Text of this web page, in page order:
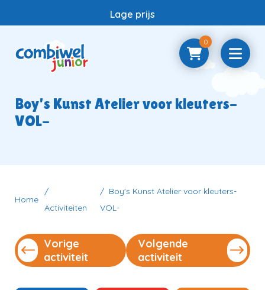
Lage prijs
0
Boy's Kunst Atelier voor kleuters-
VOL-
Home
Activiteiten
Boy's Kunst Atelier voor kleuters-
VOL-
Vorige
activiteit
Volgende
activiteit